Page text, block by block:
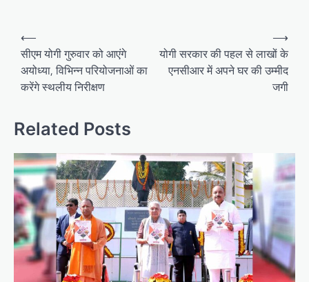
Post
navigation
⟵
सीएम योगी गुरुवार को आएंगे
अयोध्या, विभिन्न परियोजनाओं का
करेंगे स्थलीय निरीक्षण
योगी सरकार की पहल से लाखों के
एनसीआर में अपने घर की उम्मीद
जगी
⟶
Related Posts